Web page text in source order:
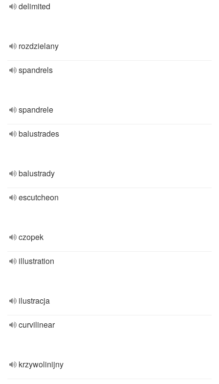
delimited
rozdzielany
spandrels
spandrele
balustrades
balustrady
escutcheon
czopek
illustration
ilustracja
curvilinear
krzywolinijny